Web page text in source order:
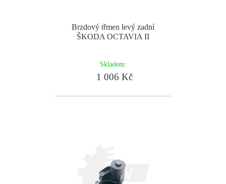
Brzdový třmen levý zadní
ŠKODA OCTAVIA II
Skladem:
1 006 Kč